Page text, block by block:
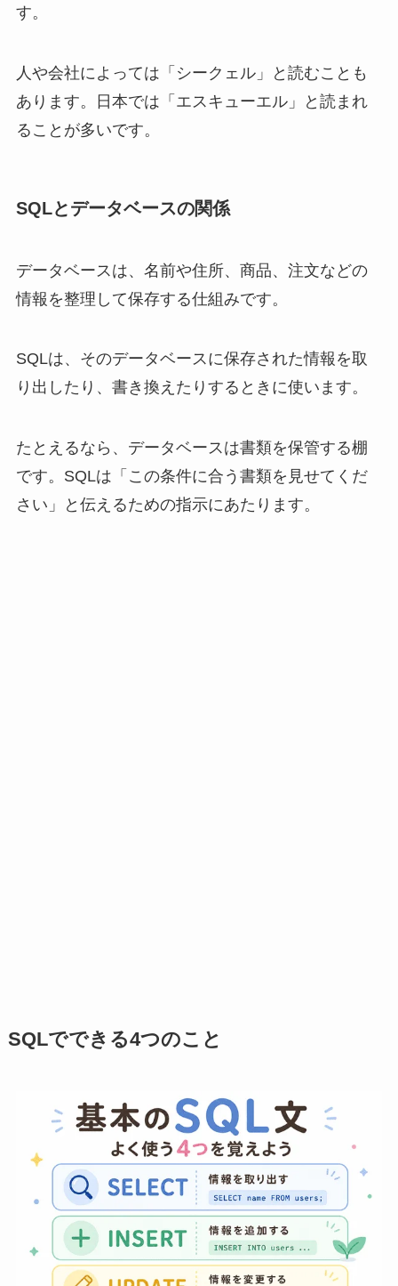
す。
人や会社によっては「シークェル」と読むことも
あります。日本では「エスキューエル」と読まれ
ることが多いです。
SQLとデータベースの関係
データベースは、名前や住所、商品、注文などの
情報を整理して保存する仕組みです。
SQLは、そのデータベースに保存された情報を取
り出したり、書き換えたりするときに使います。
たとえるなら、データベースは書類を保管する棚
です。SQLは「この条件に合う書類を見せてくだ
さい」と伝えるための指示にあたります。
SQLでできる4つのこと